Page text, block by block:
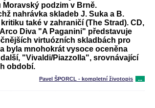
Moravský podzim v Brně.
nahrávka skladeb J. Suka a B.
také v zahraničí (The Strad). CD,
Diva "A Paganini" představuje
virtuózních skladbách pro
byla mnohokrát vysoce oceněna
"Vivaldi/Piazzolla", srovnávající
období.
Pavel ŠPORCL - kompletní životopis ...